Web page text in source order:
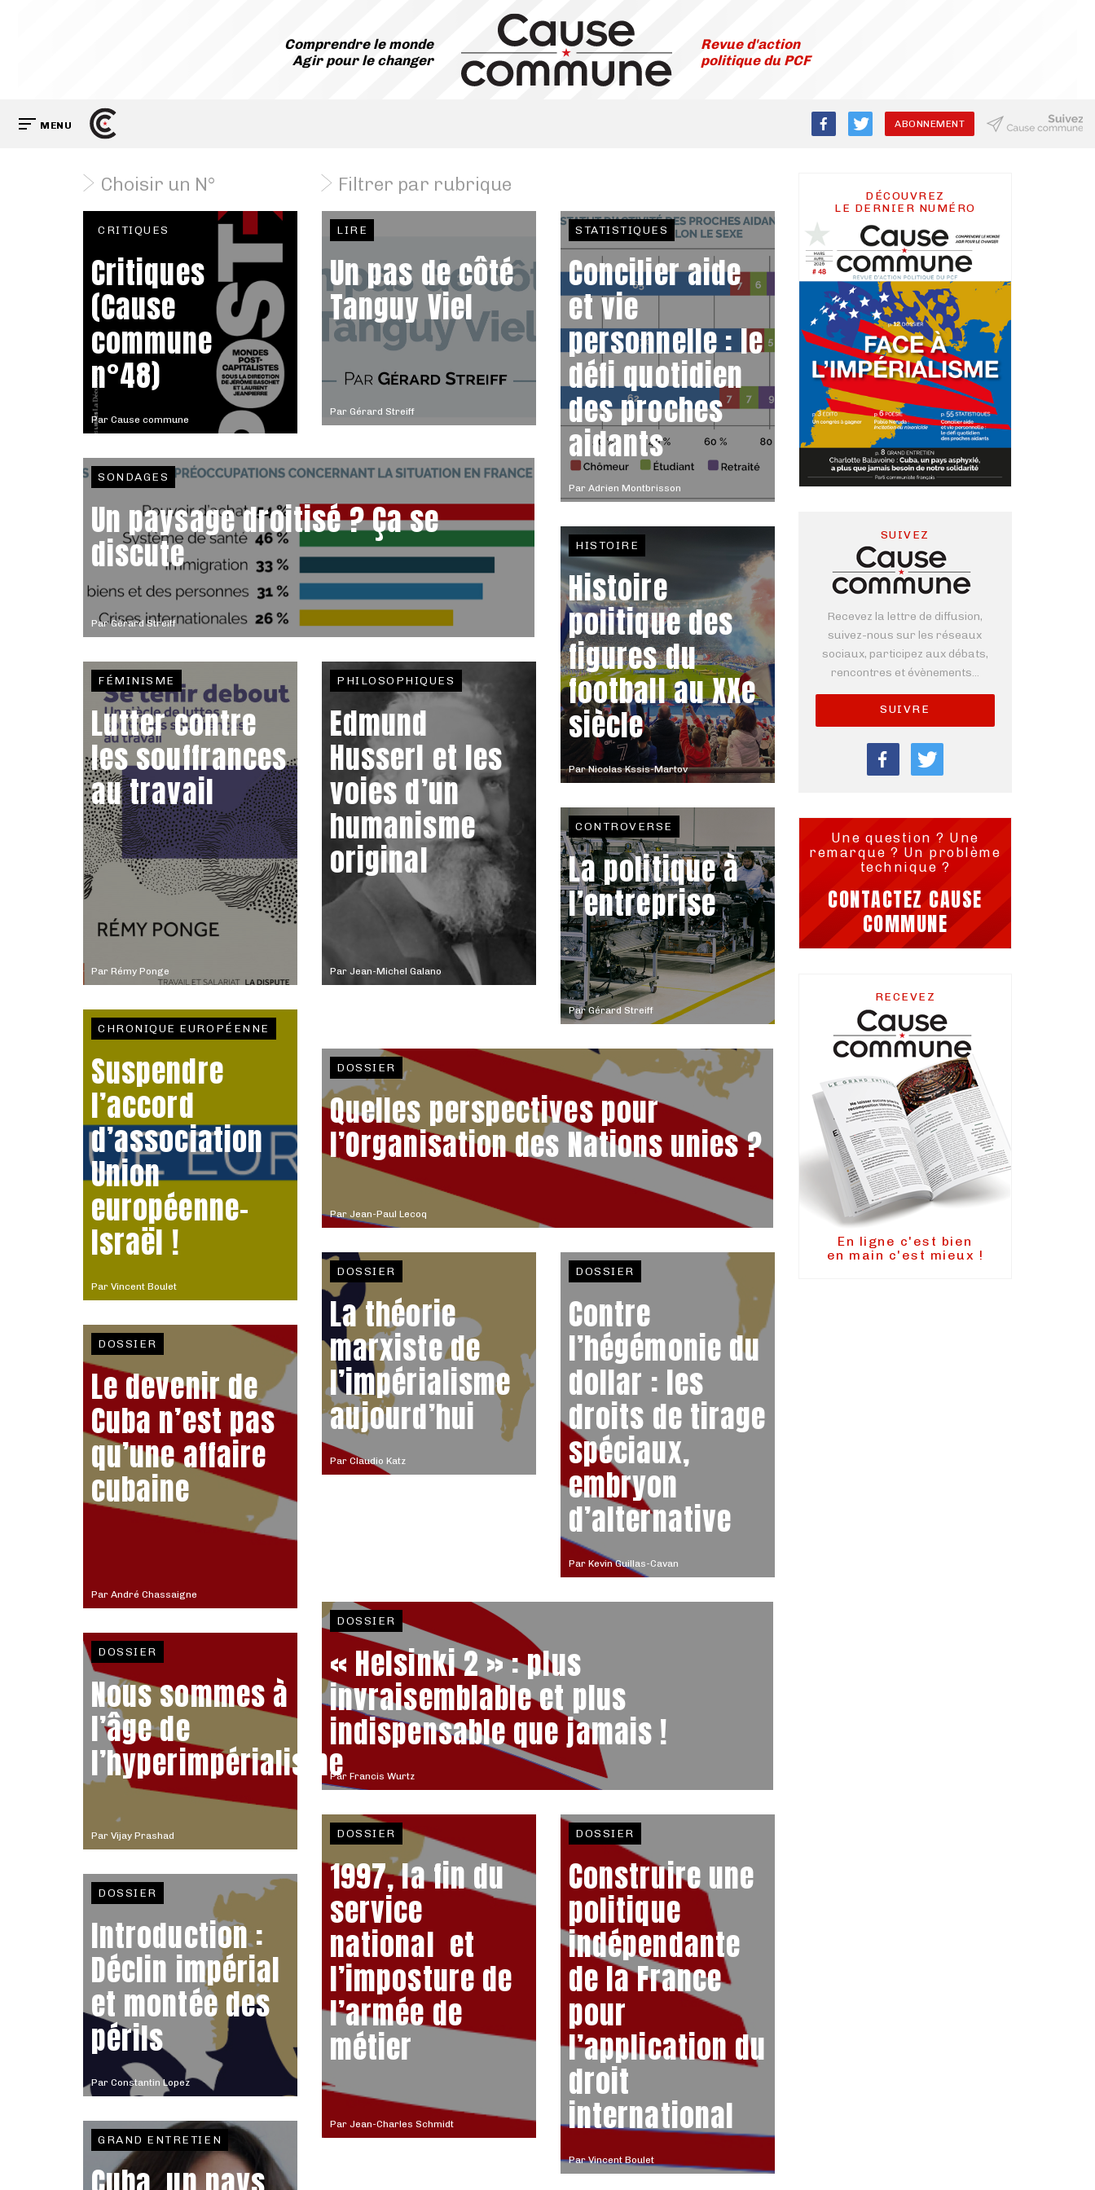
Comprendre le monde
Agir pour le changer
Revue d'action
politique du PCF
MENU ABONNEMENT
Choisir un N° Filtrer par rubrique
Par Cause commune
CRITIQUES
Critiques
(Cause
commune
n°48)
Par Gérard Streiff
LIRE
Un pas de côté
Tanguy Viel
Par Adrien Montbrisson
STATISTIQUES
Concilier aide
et vie
personnelle : le
défi quotidien
des proches
aidants
ParGérard Streiff
SONDAGES
Un paysage droitisé ? Ça se
discute
ParNicolas Kssis-Martov
HISTOIRE
Histoire
politique des
figures du
football au XXe
siècle
Par Rémy Ponge
FÉMINISME
Lutter contre
les souffrances
au travail
Par Jean-Michel Galano
PHILOSOPHIQUES
Edmund
Husserl et les
voies d’un
humanisme
original
ParGérard Streiff
CONTROVERSE
La politique à
l’entreprise
Par Vincent Boulet
CHRONIQUE EUROPÉENNE
Suspendre
l’accord
d’association
Union
européenne-
Israël !
Par Jean-Paul Lecoq
DOSSIER
Quelles perspectives pour
l’Organisation des Nations unies ?
Par Claudio Katz
DOSSIER
La théorie
marxiste de
l’impérialisme
aujourd’hui
Par Kevin Guillas-Cavan
DOSSIER
Contre
l’hégémonie du
dollar : les
droits de tirage
spéciaux,
embryon
d’alternative
Par André Chassaigne
DOSSIER
Le devenir de
Cuba n’est pas
qu’une affaire
cubaine
Par Francis Wurtz
DOSSIER
« Helsinki 2 » : plus
invraisemblable et plus
indispensable que jamais !
Par Vijay Prashad
DOSSIER
Nous sommes à
l’âge de
l’hyperimpérialisme
Par Jean-Charles Schmidt
DOSSIER
1997, la fin du
service
national et
l’imposture de
l’armée de
métier
ParVincent Boulet
DOSSIER
Construire une
politique
indépendante
de la France
pour
l’application du
droit
international
Par Constantin Lopez
DOSSIER
Introduction :
Déclin impérial
et montée des
périls
GRAND ENTRETIEN
DÉCOUVREZ
LE DERNIER NUMÉRO
SUIVEZ
Recevez la lettre de diffusion,
suivez-nous sur les réseaux
sociaux, participez aux débats,
rencontres et évènements...
SUIVRE
Une question ? Une
remarque ? Un problème
technique ?
CONTACTEZ CAUSE
COMMUNE
RECEVEZ
En ligne c'est bien
en main c'est mieux !